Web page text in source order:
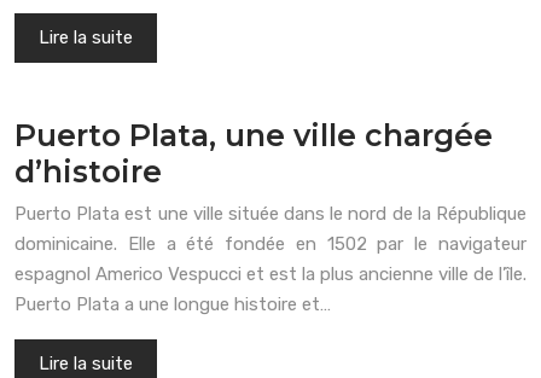
Lire la suite
Puerto Plata, une ville chargée
d’histoire
Puerto Plata est une ville située dans le nord de la République
dominicaine. Elle a été fondée en 1502 par le navigateur
espagnol Americo Vespucci et est la plus ancienne ville de l’île.
Puerto Plata a une longue histoire et…
Lire la suite